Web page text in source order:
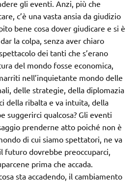
gli eventi. Anzi, più che
c’è una vasta ansia da giudizio
bene cosa dover giudicare e si è
la colpa, senza aver chiaro
dei tanti che s’erano
del mondo fosse economica,
nell’inquietante mondo delle
delle strategie, della diplomazia
della ribalta e va intuita, della
suggerirci qualcosa? Gli eventi
prenderne atto poiché non è
di cui siamo spettatori, ne va
futuro dovrebbe preoccuparci,
prima che accada.
sta accadendo, il cambiamento